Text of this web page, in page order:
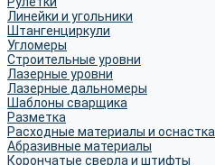
Линейки и угольники
Штангенциркули
Угломеры
Строительные уровни
Лазерные уровни
Лазерные дальномеры
Шаблоны сварщика
Разметка
Расходные материалы и оснастка
Абразивные материалы
Корончатые сверла и штифты